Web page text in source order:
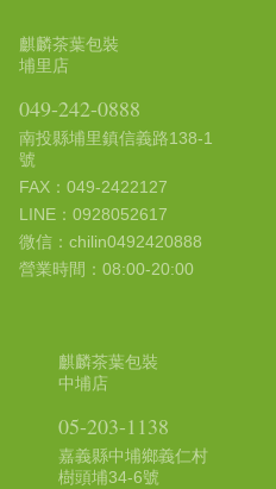
麒麟茶葉包裝
埔里店
049-242-0888
南投縣埔里鎮信義路138-1
號
FAX：049-2422127
LINE：0928052617
微信：chilin0492420888
營業時間：08:00-20:00
麒麟茶葉包裝
中埔店
05-203-1138
嘉義縣中埔鄉義仁村
樹頭埔34-6號